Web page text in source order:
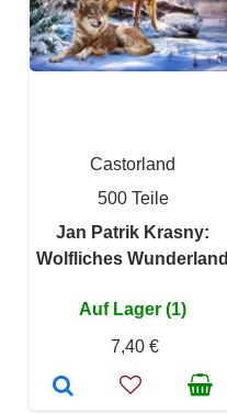
Castorland
500 Teile
Jan Patrik Krasny:
Wolfliches Wunderland
Auf Lager (1)
7,40 €